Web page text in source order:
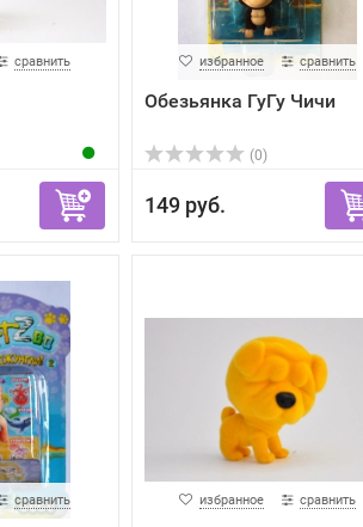
сравнить избранное сравнить
Обезьянка ГуГу Чичи
(0)
149 руб.
сравнить избранное сравнить